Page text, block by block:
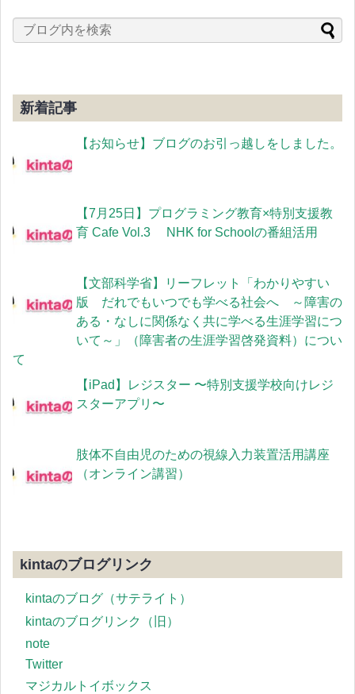
新着記事
【お知らせ】ブログのお引っ越しをしました。
【7月25日】プログラミング教育×特別支援教
育 Cafe Vol.3 NHK for Schoolの番組活用
【文部科学省】リーフレット「わかりやすい
版 だれでもいつでも学べる社会へ ～障害の
ある・なしに関係なく共に学べる生涯学習につ
いて～」（障害者の生涯学習啓発資料）につい
て
【iPad】レジスター 〜特別支援学校向けレジ
スターアプリ〜
肢体不自由児のための視線入力装置活用講座
（オンライン講習）
kintaのブログリンク
kintaのブログ（サテライト）
kintaのブログリンク（旧）
note
Twitter
マジカルトイボックス